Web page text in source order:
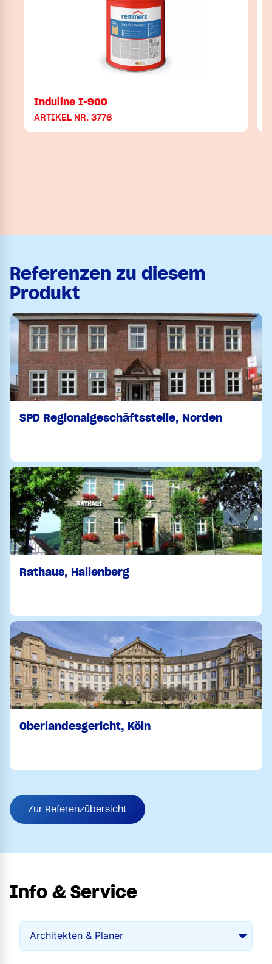
Induline I-900
ARTIKEL NR. 3776
Referenzen zu diesem
Produkt
SPD Regionalgeschäftsstelle, Norden
Rathaus, Hallenberg
Oberlandesgericht, Köln
Zur Referenzübersicht
Info & Service